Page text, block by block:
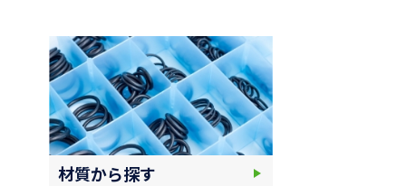
材質から探す